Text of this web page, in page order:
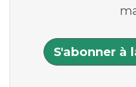
S'abonner à